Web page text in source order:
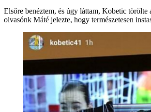
Elsőre benéztem, és úgy láttam, Kobetic törölte
olvasónk Máté jelezte, hogy természetesen